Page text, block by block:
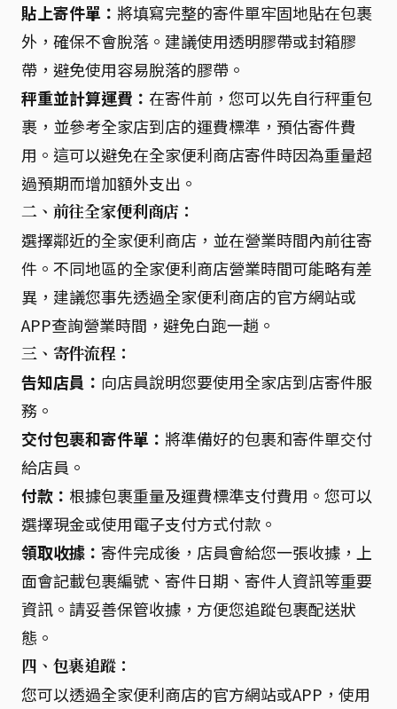
貼上寄件單： 將填寫完整的寄件單牢固地貼在包裹
外，確保不會脫落。建議使用透明膠帶或封箱膠
帶，避免使用容易脫落的膠帶。
秤重並計算運費： 在寄件前，您可以先自行秤重包
裹，並參考全家店到店的運費標準，預估寄件費
用。這可以避免在全家便利商店寄件時因為重量超
過預期而增加額外支出。
二、前往全家便利商店：
選擇鄰近的全家便利商店，並在營業時間內前往寄
件。不同地區的全家便利商店營業時間可能略有差
異，建議您事先透過全家便利商店的官方網站或
APP查詢營業時間，避免白跑一趟。
三、寄件流程：
告知店員： 向店員說明您要使用全家店到店寄件服
務。
交付包裹和寄件單： 將準備好的包裹和寄件單交付
給店員。
付款： 根據包裹重量及運費標準支付費用。您可以
選擇現金或使用電子支付方式付款。
領取收據： 寄件完成後，店員會給您一張收據，上
面會記載包裹編號、寄件日期、寄件人資訊等重要
資訊。請妥善保管收據，方便您追蹤包裹配送狀
態。
四、包裹追蹤：
您可以透過全家便利商店的官方網站或APP，使用